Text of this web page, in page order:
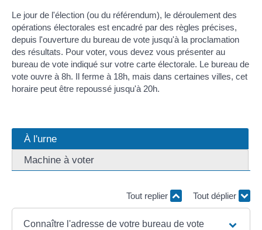
Le jour de l'élection (ou du référendum), le déroulement des
opérations électorales est encadré par des règles précises,
depuis l'ouverture du bureau de vote jusqu'à la proclamation
des résultats. Pour voter, vous devez vous présenter au
bureau de vote indiqué sur votre carte électorale. Le bureau de
vote ouvre à 8h. Il ferme à 18h, mais dans certaines villes, cet
horaire peut être repoussé jusqu'à 20h.
À l'urne
Machine à voter
Tout replier Tout déplier
Connaître l'adresse de votre bureau de vote